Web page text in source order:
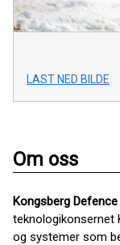
LAST NED BILDE
Om oss
Kongsberg
teknologikonsernet
og systemer som